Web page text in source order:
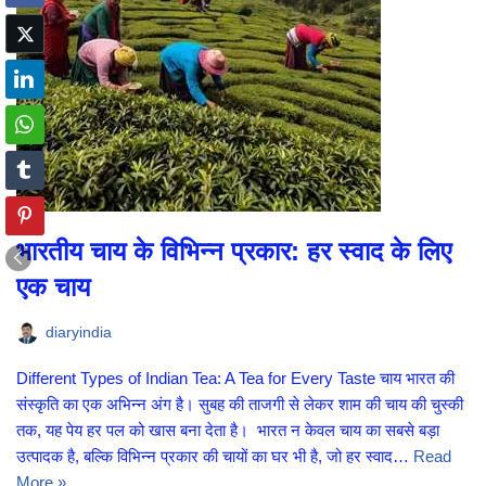
भारतीय चाय के विभिन्न प्रकार: हर स्वाद के लिए
एक चाय
diaryindia
Different Types of Indian Tea: A Tea for Every Taste चाय भारत की
संस्कृति का एक अभिन्न अंग है। सुबह की ताजगी से लेकर शाम की चाय की चुस्की
तक, यह पेय हर पल को खास बना देता है। भारत न केवल चाय का सबसे बड़ा
उत्पादक है, बल्कि विभिन्न प्रकार की चायों का घर भी है, जो हर स्वाद… Read
More »